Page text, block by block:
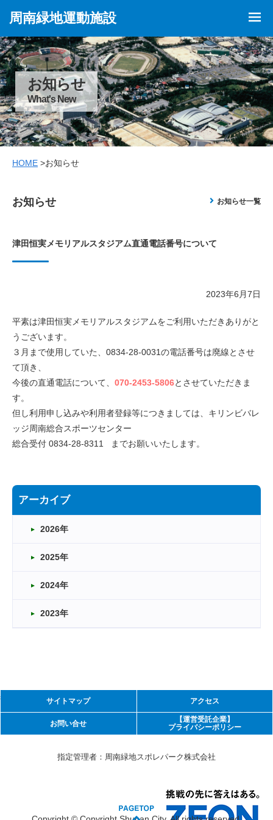
周南緑地運動施設
お知らせ
What's New
HOME >お知らせ
お知らせ お知らせ一覧
津田恒実メモリアルスタジアム直通電話番号について
2023年6月7日
平素は津田恒実メモリアルスタジアムをご利用いただきありがと
うございます。
３月まで使用していた、0834-28-0031の電話番号は廃線とさせ
て頂き、
今後の直通電話について、 070-2453-5806とさせていただきま
す。
但し利用申し込みや利用者登録等につきましては、キリンビバレ
ッジ周南総合スポーツセンター
総合受付 0834-28-8311 までお願いいたします。
アーカイブ
2026年
2025年
2024年
2023年
周南緑地運動施設
s サイトマップ アクセス
お問い合せ
【運営受託企業】
プライバシーポリシー
指定管理者：周南緑地スポレパーク株式会社